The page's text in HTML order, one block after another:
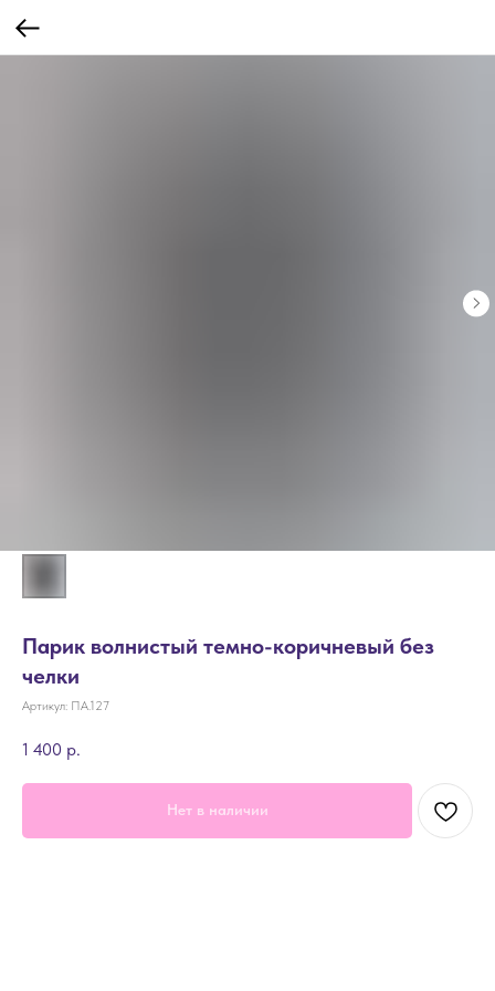
Парик волнистый темно-коричневый без
челки
Артикул: ПА.127
1 400 р.
Нет в наличии